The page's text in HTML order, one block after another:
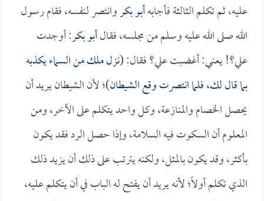
عليه، ثم تكلم الثالثة فأجابهأبو بكروانتصر لنفسه، فقام رسول
الله صلى الله عليه وسلم من مجلسه، فقالأبو بكر: أوجدت
علي؟! يعني: أغضبت علي؟ فقال: (نزل ملك من السماء يكذبه
بما قال لك، فلما انتصرت وقع الشيطان)؛ لأن الشيطان يريد أن
يحصل الخصام والمنازعة، وكل واحد يتكلم على الآخر، ومن
المعلوم أن السكوت فيه السلامة، وإذا حصل الرد فقد يكون
بأكثر، وقد يكون بالمثل، ولكنه يترتب على ذلك أن يزيد ذلك
الذي تكلم أولاً؛ لأنه يريد أن يفتح له الباب في أن يتكلم عليه،